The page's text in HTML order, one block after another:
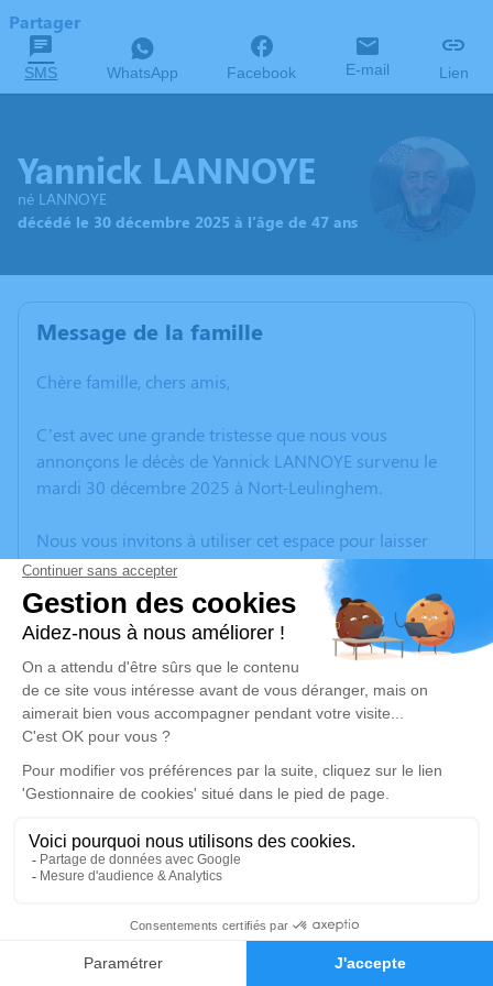
Faire-part Hommages
Partager
SMS WhatsApp Facebook E-mail Lien
Yannick LANNOYE
né LANNOYE
décédé le 30 décembre 2025 à l'âge de 47 ans
Message de la famille
Chère famille, chers amis,
C’est avec une grande tristesse que nous vous
annonçons le décès de Yannick LANNOYE survenu le
mardi 30 décembre 2025 à Nort-Leulinghem.
Nous vous invitons à utiliser cet espace pour laisser
vos condoléances, partager des photos souvenirs, une
anecdote ou exprimer vos pensées à travers des
poèmes ou des textes. Cet endroit est un lieu
d'expression dédié à honorer la mémoire de Yannick
LANNOYE.
Un service de plantation d’arbre hommage est
disponible ici.
Je rends hommage
Cérémonie religieuse
Église Saint Omer de Louches
62610 Louches